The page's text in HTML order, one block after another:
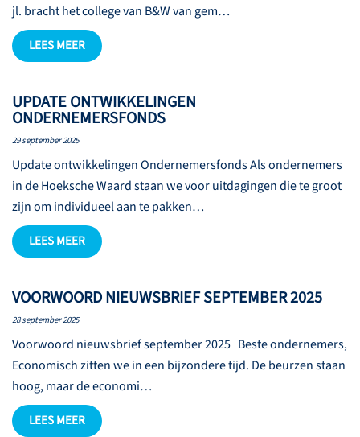
jl. bracht het college van B&W van gem…
LEES MEER
UPDATE ONTWIKKELINGEN
ONDERNEMERSFONDS
29 september 2025
Update ontwikkelingen Ondernemersfonds Als ondernemers
in de Hoeksche Waard staan we voor uitdagingen die te groot
zijn om individueel aan te pakken…
LEES MEER
VOORWOORD NIEUWSBRIEF SEPTEMBER 2025
28 september 2025
Voorwoord nieuwsbrief september 2025 Beste ondernemers,
Economisch zitten we in een bijzondere tijd. De beurzen staan
hoog, maar de economi…
LEES MEER